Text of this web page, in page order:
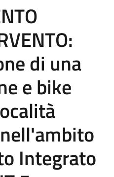
di una
e bike
Integrato